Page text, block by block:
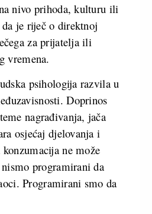
nivo prihoda, kulturu ili
je riječ o direktnoj
za prijatelja ili
vremena.
psihologija razvila u
Doprinos
nagrađivanja, jača
osjećaj djelovanja i
ne može
programirani da
Programirani smo da